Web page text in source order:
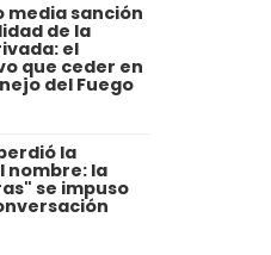
media sanción
de la
el
que ceder en
del Fuego
la
nombre: la
se impuso